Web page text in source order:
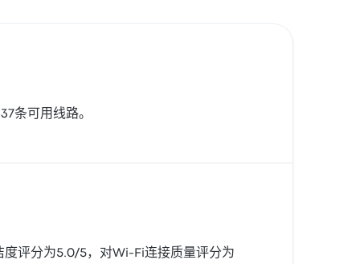
条可用线路。
评分为5.0/5，对Wi‑Fi连接质量评分为